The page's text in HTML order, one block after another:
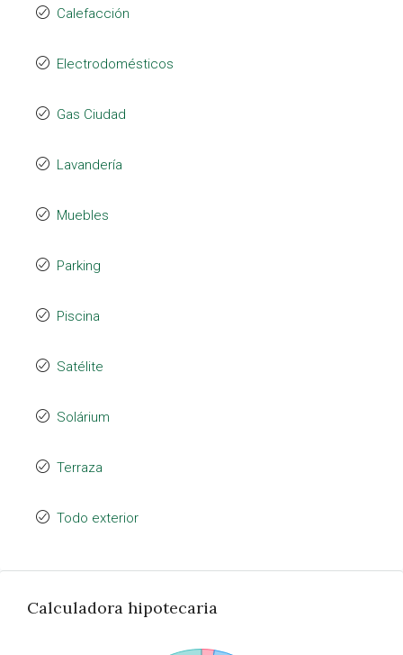
Calefacción
Electrodomésticos
Gas Ciudad
Lavandería
Muebles
Parking
Piscina
Satélite
Solárium
Terraza
Todo exterior
Calculadora hipotecaria